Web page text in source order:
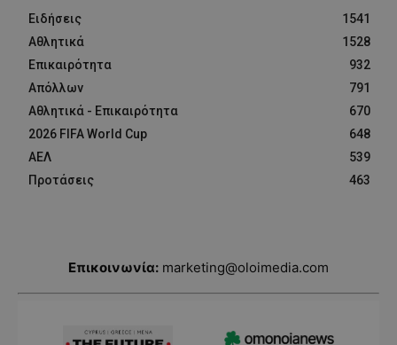
Ειδήσεις
1541
Αθλητικά
1528
Επικαιρότητα
932
Απόλλων
791
Αθλητικά - Επικαιρότητα
670
2026 FIFA World Cup
648
ΑΕΛ
539
Προτάσεις
463
Επικοινωνία: marketing@oloimedia.com